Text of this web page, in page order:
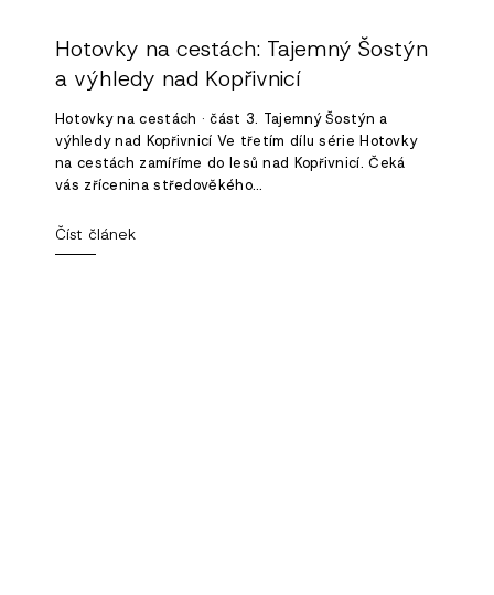
Hotovky na cestách: Tajemný Šostýn
a výhledy nad Kopřivnicí
Hotovky na cestách · část 3. Tajemný Šostýn a
výhledy nad Kopřivnicí Ve třetím dílu série Hotovky
na cestách zamíříme do lesů nad Kopřivnicí. Čeká
vás zřícenina středověkého...
Číst článek